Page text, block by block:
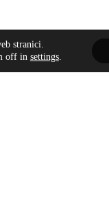
stranici.
off in settings.